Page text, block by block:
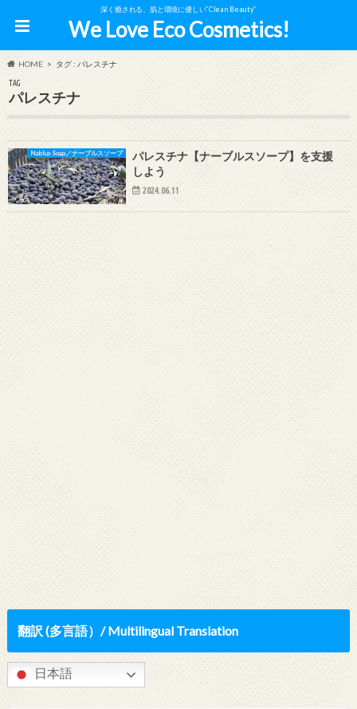
深く癒される、肌と環境に優しい”Clean Beauty”
We Love Eco Cosmetics!
HOME タグ : パレスチナ
TAG
パレスチナ
Nablus Soap／ナーブルスソープ
パレスチナ【ナーブルスソープ】を支援
しよう
2024.06.11
翻訳 (多言語）/ Multilingual Translation
日本語